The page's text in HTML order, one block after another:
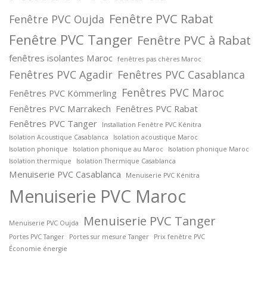
Fenêtre PVC Oujda Fenêtre PVC Rabat
Fenêtre PVC Tanger Fenêtre PVC à Rabat
fenêtres isolantes Maroc fenêtres pas chères Maroc
Fenêtres PVC Agadir Fenêtres PVC Casablanca
Fenêtres PVC Kömmerling Fenêtres PVC Maroc
Fenêtres PVC Marrakech Fenêtres PVC Rabat
Fenêtres PVC Tanger
Installation Fenêtre PVC Kénitra
Isolation Acoustique Casablanca
Isolation acoustique Maroc
Isolation phonique
Isolation phonique au Maroc
Isolation phonique Maroc
Isolation thermique
Isolation Thermique Casablanca
Menuiserie PVC Casablanca Menuiserie PVC Kénitra
Menuiserie PVC Maroc
Menuiserie PVC Oujda Menuiserie PVC Tanger
Portes PVC Tanger Portes sur mesure Tanger
Prix fenêtre PVC
Économie énergie